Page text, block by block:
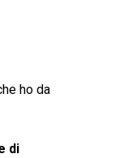
ho da
di